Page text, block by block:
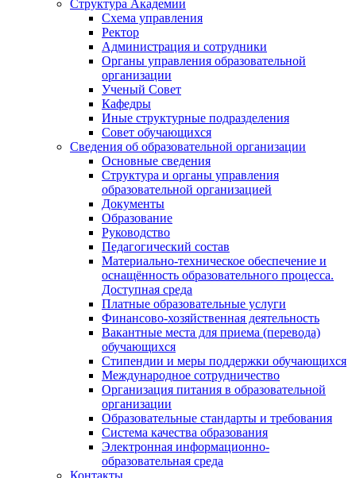
Структура Академии
Схема управления
Ректор
Администрация и сотрудники
Органы управления образовательной
организации
Ученый Совет
Кафедры
Иные структурные подразделения
Совет обучающихся
Сведения об образовательной организации
Основные сведения
Структура и органы управления
образовательной организацией
Документы
Образование
Руководство
Педагогический состав
Материально-техническое обеспечение и
оснащённость образовательного процесса.
Доступная среда
Платные образовательные услуги
Финансово-хозяйственная деятельность
Вакантные места для приема (перевода)
обучающихся
Стипендии и меры поддержки обучающихся
Международное сотрудничество
Организация питания в образовательной
организации
Образовательные стандарты и требования
Система качества образования
Электронная информационно-
образовательная среда
Контакты